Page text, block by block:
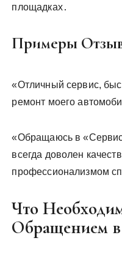
площадках․
Примеры
«Отличный сервис,
ремонт моего
«Обращаюсь в
всегда доволен
профессионализмом
Что
Обращением